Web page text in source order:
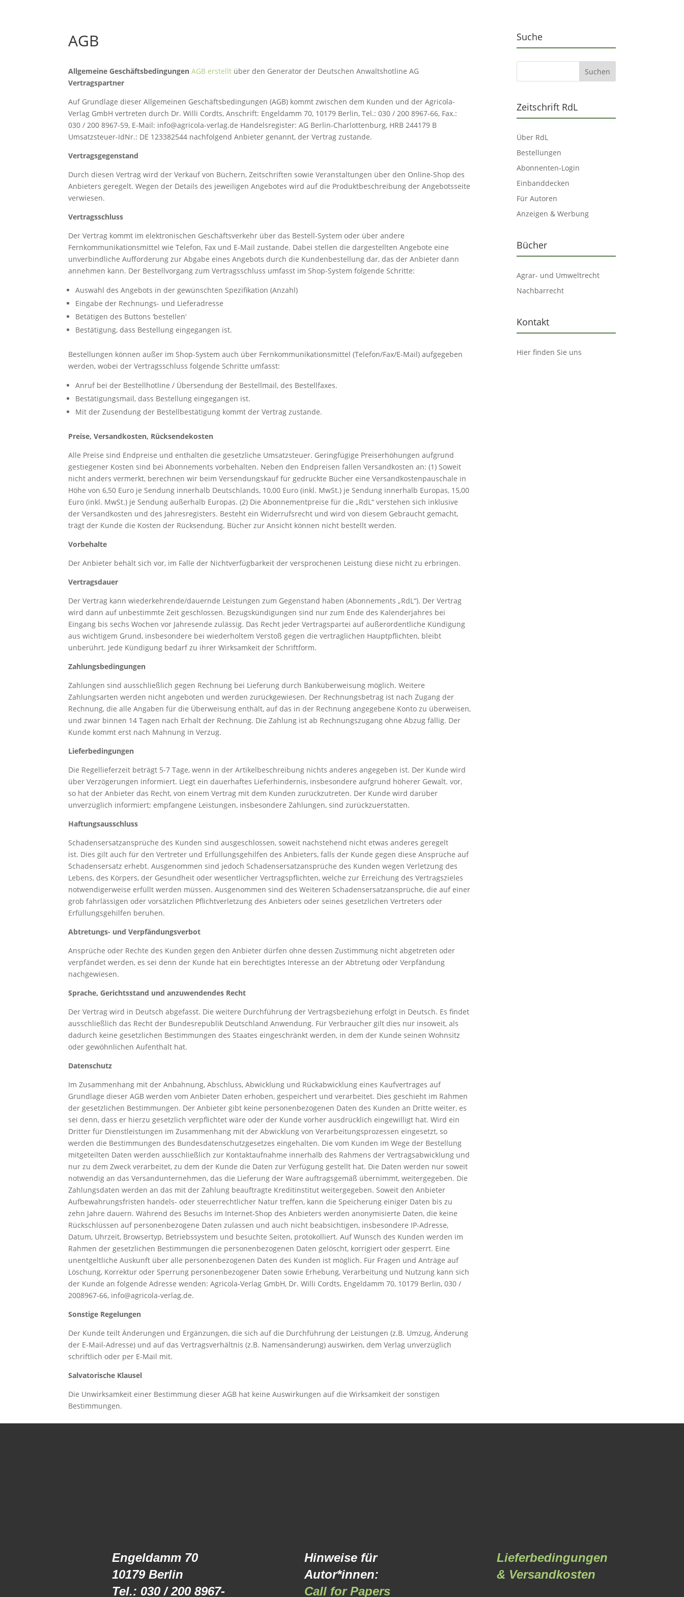
AGB
Allgemeine Geschäftsbedingungen AGB erstellt über den Generator der Deutschen Anwaltshotline AG
Vertragspartner
Auf Grundlage dieser Allgemeinen Geschäftsbedingungen (AGB) kommt zwischen dem Kunden und der Agricola-
Verlag GmbH vertreten durch Dr. Willi Cordts, Anschrift: Engeldamm 70, 10179 Berlin, Tel.: 030 / 200 8967-66, Fax.:
030 / 200 8967-59, E-Mail: info@agricola-verlag.de Handelsregister: AG Berlin-Charlottenburg, HRB 244179 B
Umsatzsteuer-IdNr.: DE 123382544 nachfolgend Anbieter genannt, der Vertrag zustande.
Vertragsgegenstand
Durch diesen Vertrag wird der Verkauf von Büchern, Zeitschriften sowie Veranstaltungen über den Online-Shop des
Anbieters geregelt. Wegen der Details des jeweiligen Angebotes wird auf die Produktbeschreibung der Angebotsseite
verwiesen.
Vertragsschluss
Der Vertrag kommt im elektronischen Geschäftsverkehr über das Bestell-System oder über andere
Fernkommunikationsmittel wie Telefon, Fax und E-Mail zustande. Dabei stellen die dargestellten Angebote eine
unverbindliche Aufforderung zur Abgabe eines Angebots durch die Kundenbestellung dar, das der Anbieter dann
annehmen kann. Der Bestellvorgang zum Vertragsschluss umfasst im Shop-System folgende Schritte:
Auswahl des Angebots in der gewünschten Spezifikation (Anzahl)
Eingabe der Rechnungs- und Lieferadresse
Betätigen des Buttons ‘bestellen‘
Bestätigung, dass Bestellung eingegangen ist.
Bestellungen können außer im Shop-System auch über Fernkommunikationsmittel (Telefon/Fax/E-Mail) aufgegeben
werden, wobei der Vertragsschluss folgende Schritte umfasst:
Anruf bei der Bestellhotline / Übersendung der Bestellmail, des Bestellfaxes.
Bestätigungsmail, dass Bestellung eingegangen ist.
Mit der Zusendung der Bestellbestätigung kommt der Vertrag zustande.
Preise, Versandkosten, Rücksendekosten
Alle Preise sind Endpreise und enthalten die gesetzliche Umsatzsteuer. Geringfügige Preiserhöhungen aufgrund
gestiegener Kosten sind bei Abonnements vorbehalten. Neben den Endpreisen fallen Versandkosten an: (1) Soweit
nicht anders vermerkt, berechnen wir beim Versendungskauf für gedruckte Bücher eine Versandkostenpauschale in
Höhe von 6,50 Euro je Sendung innerhalb Deutschlands, 10,00 Euro (inkl. MwSt.) je Sendung innerhalb Europas, 15,00
Euro (inkl. MwSt.) je Sendung außerhalb Europas. (2) Die Abonnementpreise für die „RdL“ verstehen sich inklusive
der Versandkosten und des Jahresregisters. Besteht ein Widerrufsrecht und wird von diesem Gebraucht gemacht,
trägt der Kunde die Kosten der Rücksendung. Bücher zur Ansicht können nicht bestellt werden.
Vorbehalte
Der Anbieter behält sich vor, im Falle der Nichtverfügbarkeit der versprochenen Leistung diese nicht zu erbringen.
Vertragsdauer
Der Vertrag kann wiederkehrende/dauernde Leistungen zum Gegenstand haben (Abonnements „RdL“). Der Vertrag
wird dann auf unbestimmte Zeit geschlossen. Bezugskündigungen sind nur zum Ende des Kalenderjahres bei
Eingang bis sechs Wochen vor Jahresende zulässig. Das Recht jeder Vertragspartei auf außerordentliche Kündigung
aus wichtigem Grund, insbesondere bei wiederholtem Verstoß gegen die vertraglichen Hauptpflichten, bleibt
unberührt. Jede Kündigung bedarf zu ihrer Wirksamkeit der Schriftform.
Zahlungsbedingungen
Zahlungen sind ausschließlich gegen Rechnung bei Lieferung durch Banküberweisung möglich. Weitere
Zahlungsarten werden nicht angeboten und werden zurückgewiesen. Der Rechnungsbetrag ist nach Zugang der
Rechnung, die alle Angaben für die Überweisung enthält, auf das in der Rechnung angegebene Konto zu überweisen,
und zwar binnen 14 Tagen nach Erhalt der Rechnung. Die Zahlung ist ab Rechnungszugang ohne Abzug fällig. Der
Kunde kommt erst nach Mahnung in Verzug.
Lieferbedingungen
Die Regellieferzeit beträgt 5-7 Tage, wenn in der Artikelbeschreibung nichts anderes angegeben ist. Der Kunde wird
über Verzögerungen informiert. Liegt ein dauerhaftes Lieferhindernis, insbesondere aufgrund höherer Gewalt. vor,
so hat der Anbieter das Recht, von einem Vertrag mit dem Kunden zurückzutreten. Der Kunde wird darüber
unverzüglich informiert; empfangene Leistungen, insbesondere Zahlungen, sind zurückzuerstatten.
Haftungsausschluss
Schadensersatzansprüche des Kunden sind ausgeschlossen, soweit nachstehend nicht etwas anderes geregelt
ist. Dies gilt auch für den Vertreter und Erfüllungsgehilfen des Anbieters, falls der Kunde gegen diese Ansprüche auf
Schadensersatz erhebt. Ausgenommen sind jedoch Schadensersatzansprüche des Kunden wegen Verletzung des
Lebens, des Körpers, der Gesundheit oder wesentlicher Vertragspflichten, welche zur Erreichung des Vertragszieles
notwendigerweise erfüllt werden müssen. Ausgenommen sind des Weiteren Schadensersatzansprüche, die auf einer
grob fahrlässigen oder vorsätzlichen Pflichtverletzung des Anbieters oder seines gesetzlichen Vertreters oder
Erfüllungsgehilfen beruhen.
Abtretungs- und Verpfändungsverbot
Ansprüche oder Rechte des Kunden gegen den Anbieter dürfen ohne dessen Zustimmung nicht abgetreten oder
verpfändet werden, es sei denn der Kunde hat ein berechtigtes Interesse an der Abtretung oder Verpfändung
nachgewiesen.
Sprache, Gerichtsstand und anzuwendendes Recht
Der Vertrag wird in Deutsch abgefasst. Die weitere Durchführung der Vertragsbeziehung erfolgt in Deutsch. Es findet
ausschließlich das Recht der Bundesrepublik Deutschland Anwendung. Für Verbraucher gilt dies nur insoweit, als
dadurch keine gesetzlichen Bestimmungen des Staates eingeschränkt werden, in dem der Kunde seinen Wohnsitz
oder gewöhnlichen Aufenthalt hat.
Datenschutz
Im Zusammenhang mit der Anbahnung, Abschluss, Abwicklung und Rückabwicklung eines Kaufvertrages auf
Grundlage dieser AGB werden vom Anbieter Daten erhoben, gespeichert und verarbeitet. Dies geschieht im Rahmen
der gesetzlichen Bestimmungen. Der Anbieter gibt keine personenbezogenen Daten des Kunden an Dritte weiter, es
sei denn, dass er hierzu gesetzlich verpflichtet wäre oder der Kunde vorher ausdrücklich eingewilligt hat. Wird ein
Dritter für Dienstleistungen im Zusammenhang mit der Abwicklung von Verarbeitungsprozessen eingesetzt, so
werden die Bestimmungen des Bundesdatenschutzgesetzes eingehalten. Die vom Kunden im Wege der Bestellung
mitgeteilten Daten werden ausschließlich zur Kontaktaufnahme innerhalb des Rahmens der Vertragsabwicklung und
nur zu dem Zweck verarbeitet, zu dem der Kunde die Daten zur Verfügung gestellt hat. Die Daten werden nur soweit
notwendig an das Versandunternehmen, das die Lieferung der Ware auftragsgemäß übernimmt, weitergegeben. Die
Zahlungsdaten werden an das mit der Zahlung beauftragte Kreditinstitut weitergegeben. Soweit den Anbieter
Aufbewahrungsfristen handels- oder steuerrechtlicher Natur treffen, kann die Speicherung einiger Daten bis zu
zehn Jahre dauern. Während des Besuchs im Internet-Shop des Anbieters werden anonymisierte Daten, die keine
Rückschlüssen auf personenbezogene Daten zulassen und auch nicht beabsichtigen, insbesondere IP-Adresse,
Datum, Uhrzeit, Browsertyp, Betriebssystem und besuchte Seiten, protokolliert. Auf Wunsch des Kunden werden im
Rahmen der gesetzlichen Bestimmungen die personenbezogenen Daten gelöscht, korrigiert oder gesperrt. Eine
unentgeltliche Auskunft über alle personenbezogenen Daten des Kunden ist möglich. Für Fragen und Anträge auf
Löschung, Korrektur oder Sperrung personenbezogener Daten sowie Erhebung, Verarbeitung und Nutzung kann sich
der Kunde an folgende Adresse wenden: Agricola-Verlag GmbH, Dr. Willi Cordts, Engeldamm 70, 10179 Berlin, 030 /
2008967-66, info@agricola-verlag.de.
Sonstige Regelungen
Der Kunde teilt Änderungen und Ergänzungen, die sich auf die Durchführung der Leistungen (z.B. Umzug, Änderung
der E-Mail-Adresse) und auf das Vertragsverhältnis (z.B. Namensänderung) auswirken, dem Verlag unverzüglich
schriftlich oder per E-Mail mit.
Salvatorische Klausel
Die Unwirksamkeit einer Bestimmung dieser AGB hat keine Auswirkungen auf die Wirksamkeit der sonstigen
Bestimmungen.
Suche
Zeitschrift RdL
Über RdL
Bestellungen
Abonnenten-Login
Einbanddecken
Für Autoren
Anzeigen & Werbung
Bücher
Agrar- und Umweltrecht
Nachbarrecht
Kontakt
Hier finden Sie uns
Engeldamm 70
10179 Berlin
Tel.: 030 / 200 8967-
Hinweise für
Autor*innen:
Call for Papers
Lieferbedingungen
& Versandkosten